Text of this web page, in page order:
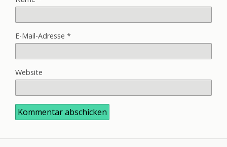
E-Mail-Adresse *
Website